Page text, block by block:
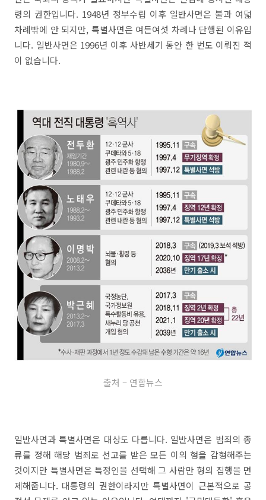
령의 권한입니다. 1948년 정부수립 이후 일반사면은 불과 여덟
차례밖에 안 되지만, 특별사면은 여든여섯 차례나 단행된 이유입
니다. 일반사면은 1996년 이후 사반세기 동안 한 번도 이뤄진 적
이 없습니다.
출처 – 연합뉴스
일반사면과 특별사면은 대상도 다릅니다. 일반사면은 범죄의 종
류를 정해 해당 범죄로 선고를 받은 모든 이의 형을 감형해주는
것이지만 특별사면은 특정인을 선택해 그 사람만 형의 집행을 면
제해줍니다. 대통령의 권한이라지만 특별사면이 근본적으로 공